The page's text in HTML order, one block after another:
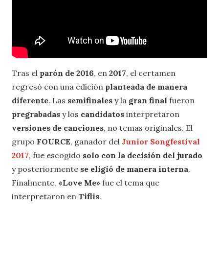
Tras el parón de 2016, en 2017, el certamen
regresó con una edición planteada de manera
diferente. Las semifinales y la gran final fueron
pregrabadas y los candidatos interpretaron
versiones de canciones, no temas originales. El
grupo FOURCE, ganador del Junior Songfestival
2017, fue escogido solo con la decisión del jurado
y posteriormente se eligió de manera interna.
Finalmente, «Love Me» fue el tema que
interpretaron en Tiflis.